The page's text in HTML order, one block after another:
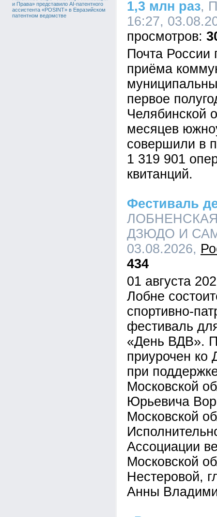
и Права» представило AI-патентного
ассистента «POSINT» в Евразийском
патентном ведомстве
1,3 млн раз,
16:27,
Почта России
приёма
первое
Челябинской
месяцев
совершили в
1 319 901
квитанций.
Фестиваль
ДЗЮДО И
03.08.2026,
434
01 августа
Лобне
спортивно-
фестиваль
«День ВДВ».
приурочен
при
Московской
Юрьевича
Московской
Ассоциации
Московской
Нестеровой,
Анны